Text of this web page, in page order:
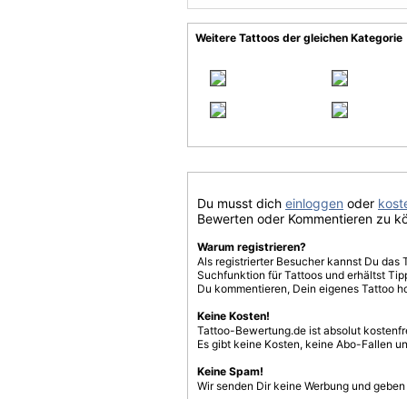
Weitere Tattoos der gleichen Kategorie
Du musst dich einloggen oder
Bewerten oder Kommentieren zu
Warum registrieren?
Als registrierter Besucher kannst Du
Suchfunktion für Tattoos und erhältst
Du kommentieren, Dein eigenes Tattoo
Keine Kosten!
Tattoo-Bewertung.de ist absolut
Es gibt keine Kosten, keine Abo-Fallen
Keine Spam!
Wir senden Dir keine Werbung und